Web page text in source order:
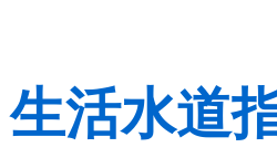
生活水道